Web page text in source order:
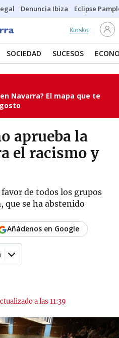
Denuncia Ibiza Eclipse
Kiosko
SOCIEDAD SUCESOS
Navarra? El mapa que te
aprueba la
el racismo y
de todos los grupos
que se ha abstenido
a las 11:39
Añádenos en Google